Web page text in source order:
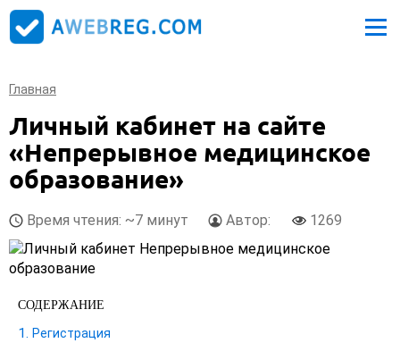
Главная
Личный кабинет на сайте
«Непрерывное медицинское
образование»
Время чтения: ~7 минут Автор: 1269
СОДЕРЖАНИЕ
Регистрация